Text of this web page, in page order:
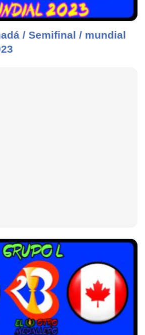
/ Semifinal / mundial